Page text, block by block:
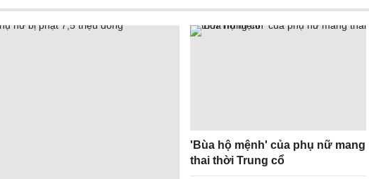
'Bùa hộ mệnh' của phụ nữ mang
thai thời Trung cổ